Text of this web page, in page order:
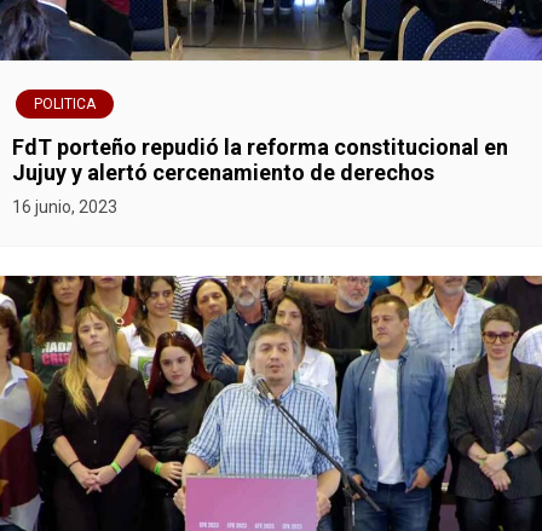
POLITICA
FdT porteño repudió la reforma constitucional en
Jujuy y alertó cercenamiento de derechos
16 junio, 2023